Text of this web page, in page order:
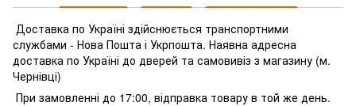
Доставка по Україні здійснюється транспортними
службами - Нова Пошта і Укрпошта. Наявна адресна
доставка по Україні до дверей та самовивіз з магазину (м.
Чернівці)
При замовленні до 17:00, відправка товару в той же день.